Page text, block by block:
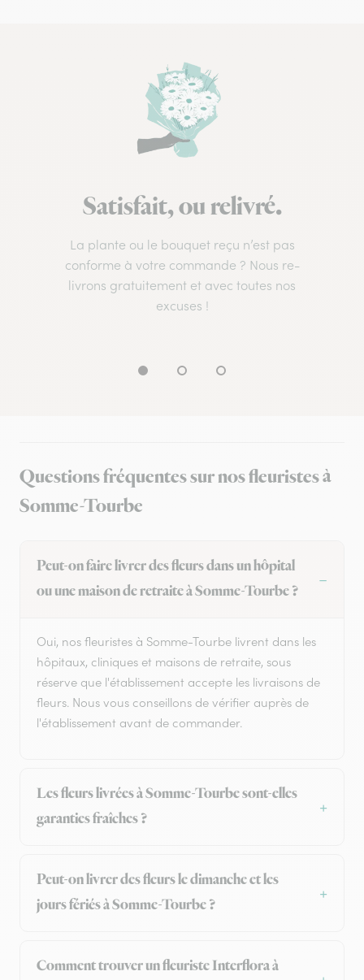
Satisfait, ou relivré.
La plante ou le bouquet reçu n’est pas
conforme à votre commande ? Nous re-
livrons gratuitement et avec toutes nos
excuses !
Questions fréquentes sur nos fleuristes à
Somme-Tourbe
Peut-on faire livrer des fleurs dans un hôpital
ou une maison de retraite à Somme-Tourbe ?
Oui, nos fleuristes à Somme-Tourbe livrent dans les
hôpitaux, cliniques et maisons de retraite, sous
réserve que l'établissement accepte les livraisons de
fleurs. Nous vous conseillons de vérifier auprès de
l'établissement avant de commander.
Les fleurs livrées à Somme-Tourbe sont-elles
garanties fraîches ?
Peut-on livrer des fleurs le dimanche et les
jours fériés à Somme-Tourbe ?
Comment trouver un fleuriste Interflora à